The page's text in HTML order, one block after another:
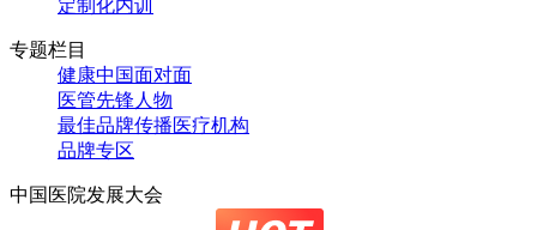
定制化内训
专题栏目
健康中国面对面
医管先锋人物
最佳品牌传播医疗机构
品牌专区
中国医院发展大会